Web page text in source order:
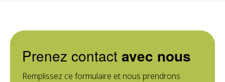
Prenez contact avec nous
Remplissez ce formulaire et nous prendrons